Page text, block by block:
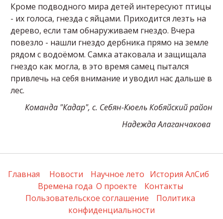
Кроме подводного мира детей интересуют птицы
- их голоса, гнезда с яйцами. Приходится лезть на
дерево, если там обнаруживаем гнездо. Вчера
повезло - нашли гнездо дербника прямо на земле
рядом с водоёмом. Самка атаковала и защищала
гнездо как могла, в это время самец пытался
привлечь на себя внимание и уводил нас дальше в
лес.
Команда "Кадар", с. Себян-Кюель Кобяйский район
Надежда Алаганчакова
Главная Новости Научное лето История АлСиб
Времена года О проекте
Контакты
Пользовательское соглашение
Политика
конфиденциальности